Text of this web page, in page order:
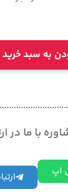
به سبد خرید
با ما در
اپ